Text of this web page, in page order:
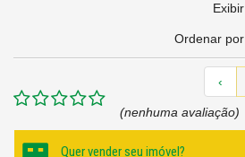
Exibir
Ordenar por
‹
(nenhuma avaliação)
Quer vender seu imóvel?